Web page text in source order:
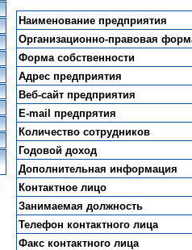
Наименование предприятия
Организационно-правовая
Форма собственности
Адрес предприятия
Веб-сайт предприятия
E-mail предпрятия
Количество сотрудников
Годовой доход
Дополнительная информация
Контактное лицо
Занимаемая должность
Телефон контактного лица
Факс контактного лица